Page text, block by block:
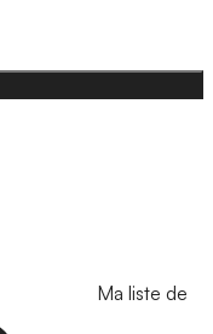
Ma liste de